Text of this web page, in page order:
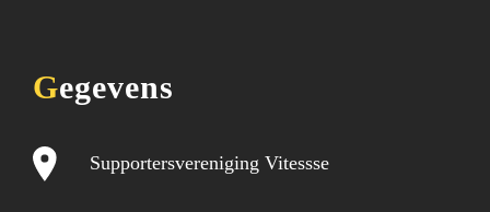
Gegevens
Supportersvereniging Vitessse